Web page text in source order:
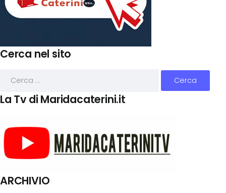
Cerca nel sito
La Tv di Maridacaterini.it
ARCHIVIO